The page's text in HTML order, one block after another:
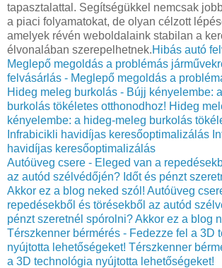
tapasztalattal. Segítségükkel nemcsak
a piaci folyamatokat, de olyan célzott
amelyek révén weboldalaink stabilan a
élvonalában szerepelhetnek.Hibás autó
Meglepő megoldás a problémás
felvásárlás - Meglepő megoldás a
Hideg meleg burkolás - Bújj kényelembe:
burkolás tökéletes otthonodhoz! Hideg
kényelembe: a hideg-meleg burkolás
Infrabicikli havidíjas keresőoptimalizálás
havidíjas keresőoptimalizálás
Autóüveg csere - Eleged van a
az autód szélvédőjén? Időt és pénzt
Akkor ez a blog neked szól! Autóüveg
repedésekből és törésekből az autód
pénzt szeretnél spórolni? Akkor ez a blog
Térszkenner bérmérés - Fedezze fel a 3D
nyújtotta lehetőségeket! Térszkenner
a 3D technológia nyújtotta lehetőségeket!